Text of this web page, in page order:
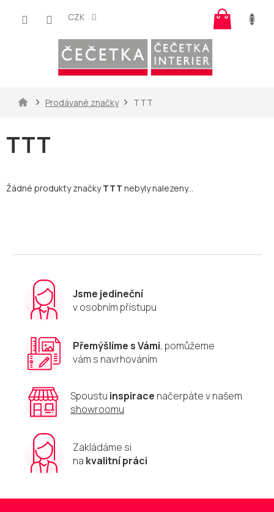
CZK
košík
DomůProdávané značky TTT
TTT
Žádné produkty značkyTTT nebyly nalezeny...
Jsme jedineční
v osobním přístupu
Přemýšlíme s Vámi, pomůžeme
vám s navrhováním
Spoustu inspirace načerpáte v našem
showroomu
Zakládáme si
na kvalitní práci